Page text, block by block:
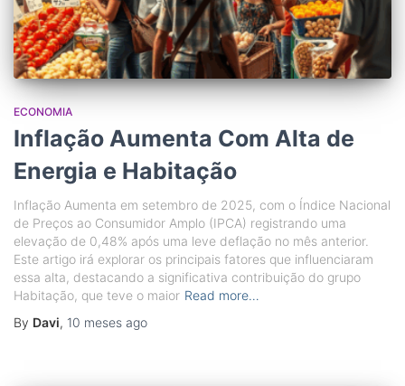
ECONOMIA
Inflação Aumenta Com Alta de
Energia e Habitação
Inflação Aumenta em setembro de 2025, com o Índice Nacional
de Preços ao Consumidor Amplo (IPCA) registrando uma
elevação de 0,48% após uma leve deflação no mês anterior.
Este artigo irá explorar os principais fatores que influenciaram
essa alta, destacando a significativa contribuição do grupo
Habitação, que teve o maior Read more…
By Davi, 10 meses ago